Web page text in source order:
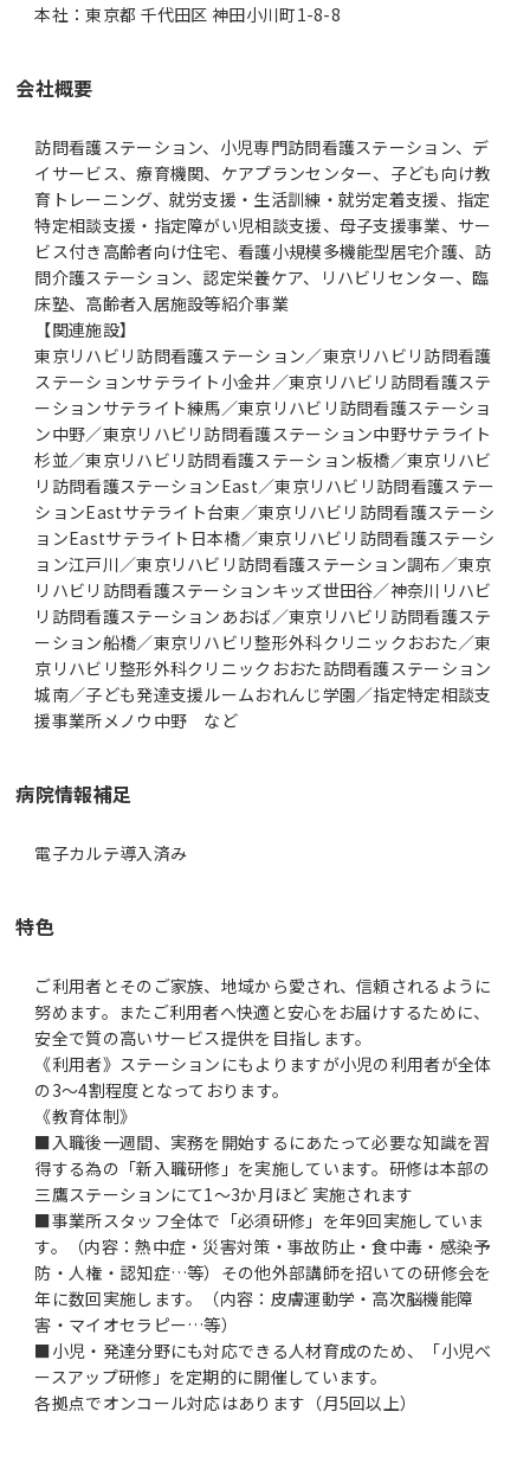
本社：東京都 千代田区 神田小川町1-8-8
会社概要
訪問看護ステーション、小児専門訪問看護ステーション、デ
イサービス、療育機関、ケアプランセンター、子ども向け教
育トレーニング、就労支援・生活訓練・就労定着支援、指定
特定相談支援・指定障がい児相談支援、母子支援事業、サー
ビス付き高齢者向け住宅、看護小規模多機能型居宅介護、訪
問介護ステーション、認定栄養ケア、リハビリセンター、臨
床塾、高齢者入居施設等紹介事業
【関連施設】
東京リハビリ訪問看護ステーション／東京リハビリ訪問看護
ステーションサテライト小金井／東京リハビリ訪問看護ステ
ーションサテライト練馬／東京リハビリ訪問看護ステーショ
ン中野／東京リハビリ訪問看護ステーション中野サテライト
杉並／東京リハビリ訪問看護ステーション板橋／東京リハビ
リ訪問看護ステーションEast／東京リハビリ訪問看護ステー
ションEastサテライト台東／東京リハビリ訪問看護ステーシ
ョンEastサテライト日本橋／東京リハビリ訪問看護ステーシ
ョン江戸川／東京リハビリ訪問看護ステーション調布／東京
リハビリ訪問看護ステーションキッズ世田谷／神奈川リハビ
リ訪問看護ステーションあおば／東京リハビリ訪問看護ステ
ーション船橋／東京リハビリ整形外科クリニックおおた／東
京リハビリ整形外科クリニックおおた訪問看護ステーション
城南／子ども発達支援ルームおれんじ学園／指定特定相談支
援事業所メノウ中野 など
病院情報補足
電子カルテ導入済み
特色
ご利用者とそのご家族、地域から愛され、信頼されるように
努めます。またご利用者へ快適と安心をお届けするために、
安全で質の高いサービス提供を目指します。
《利用者》ステーションにもよりますが小児の利用者が全体
の3～4割程度となっております。
《教育体制》
■入職後一週間、実務を開始するにあたって必要な知識を習
得する為の「新入職研修」を実施しています。研修は本部の
三鷹ステーションにて1～3か月ほど 実施されます
■事業所スタッフ全体で「必須研修」を年9回実施していま
す。（内容：熱中症・災害対策・事故防止・食中毒・感染予
防・人権・認知症…等）その他外部講師を招いての研修会を
年に数回実施します。（内容：皮膚運動学・高次脳機能障
害・マイオセラピー…等）
■小児・発達分野にも対応できる人材育成のため、「小児ベ
ースアップ研修」を定期的に開催しています。
各拠点でオンコール対応はあります（月5回以上）